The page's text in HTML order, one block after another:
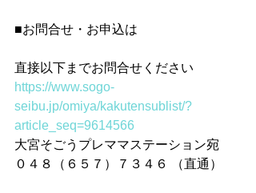
■お問合せ・お申込は
直接以下までお問合せください
https://www.sogo-
seibu.jp/omiya/kakutensublist/?
article_seq=9614566
大宮そごうプレママステーション宛
０４８（６５７）７３４６ （直通）